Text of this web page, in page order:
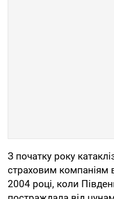
З початку року
страховим компаніям
2004 році, коли